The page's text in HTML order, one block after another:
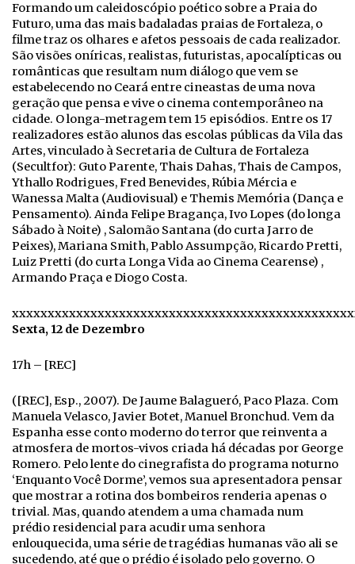
Formando um caleidoscópio poético sobre a Praia do
Futuro, uma das mais badaladas praias de Fortaleza, o
filme traz os olhares e afetos pessoais de cada realizador.
São visões oníricas, realistas, futuristas, apocalípticas ou
românticas que resultam num diálogo que vem se
estabelecendo no Ceará entre cineastas de uma nova
geração que pensa e vive o cinema contemporâneo na
cidade. O longa-metragem tem 15 episódios. Entre os 17
realizadores estão alunos das escolas públicas da Vila das
Artes, vinculado à Secretaria de Cultura de Fortaleza
(Secultfor): Guto Parente, Thais Dahas, Thais de Campos,
Ythallo Rodrigues, Fred Benevides, Rúbia Mércia e
Wanessa Malta (Audiovisual) e Themis Memória (Dança e
Pensamento). Ainda Felipe Bragança, Ivo Lopes (do longa
Sábado à Noite) , Salomão Santana (do curta Jarro de
Peixes), Mariana Smith, Pablo Assumpção, Ricardo Pretti,
Luiz Pretti (do curta Longa Vida ao Cinema Cearense) ,
Armando Praça e Diogo Costa.
Sexta, 12 de Dezembro
17h – [REC]
([REC], Esp., 2007). De Jaume Balagueró, Paco Plaza. Com
Manuela Velasco, Javier Botet, Manuel Bronchud. Vem da
Espanha esse conto moderno do terror que reinventa a
atmosfera de mortos-vivos criada há décadas por George
Romero. Pelo lente do cinegrafista do programa noturno
‘Enquanto Você Dorme’, vemos sua apresentadora pensar
que mostrar a rotina dos bombeiros renderia apenas o
trivial. Mas, quando atendem a uma chamada num
prédio residencial para acudir uma senhora
enlouquecida, uma série de tragédias humanas vão ali se
sucedendo, até que o prédio é isolado pelo governo. O